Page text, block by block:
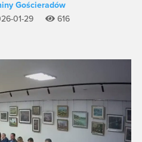
Gościeradów
01-29
616